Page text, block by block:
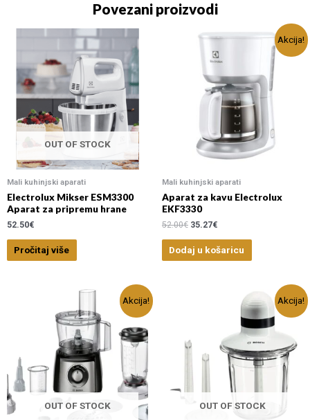
Povezani proizvodi
OUT OF STOCK
Mali kuhinjski aparati
Electrolux Mikser ESM3300
Aparat za pripremu hrane
52.50€
Pročitaj više
Akcija!
Mali kuhinjski aparati
Aparat za kavu Electrolux
EKF3330
52.00€ 35.27€
Dodaj u košaricu
Akcija!
OUT OF STOCK
Akcija!
OUT OF STOCK